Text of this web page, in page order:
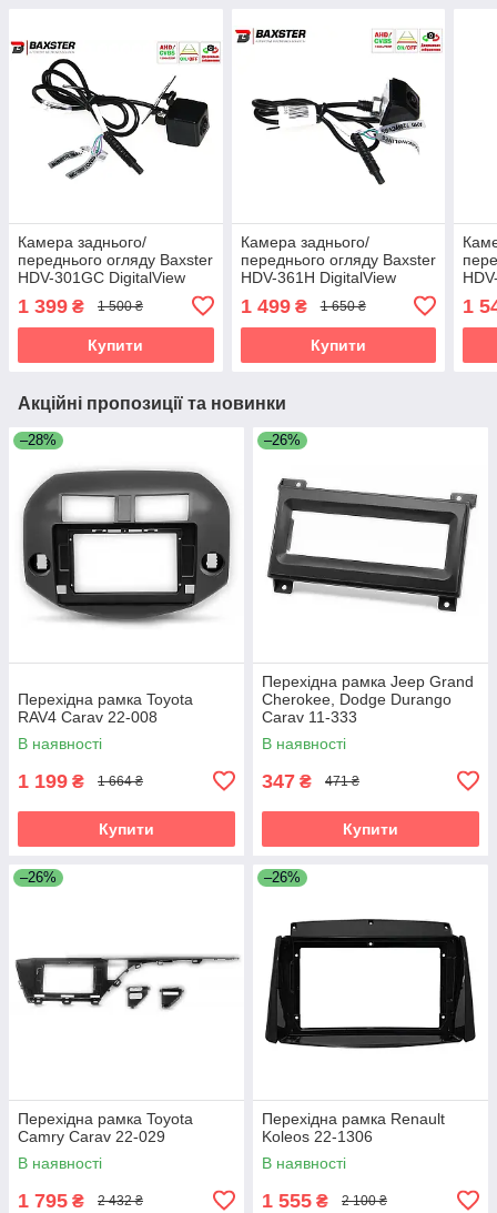
Камера заднього/
переднього огляду Baxster
HDV-301GC DigitalView
1 399 ₴ 1 500 ₴
Купити
Камера заднього/
переднього огляду Baxster
HDV-361H DigitalView
1 499₴ 1 650 ₴
Купити
1
Акційні пропозиції та новинки
–28%
Перехідна рамка Toyota
RAV4 Carav 22-008
В наявності
1 199 ₴ 1 664 ₴
Купити
–26%
Перехідна рамка Jeep Grand
Cherokee, Dodge Durango
Carav 11-333
В наявності
347 ₴ 471 ₴
Купити
–26%
Перехідна рамка Toyota
Camry Carav 22-029
В наявності
1 795 ₴ 2 432 ₴
–26%
Перехідна рамка Renault
Koleos 22-1306
В наявності
1 555 ₴ 2 100 ₴